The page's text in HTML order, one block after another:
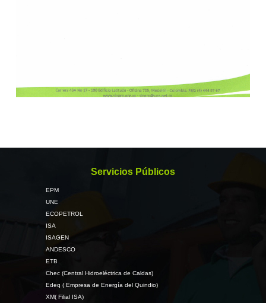
Servicios Públicos
EPM
UNE
ECOPETROL
ISA
ISAGEN
ANDESCO
ETB
Chec (Central Hidroeléctrica de Caldas)
Edeq ( Empresa de Energía del Quindio)
XM( Filial ISA)